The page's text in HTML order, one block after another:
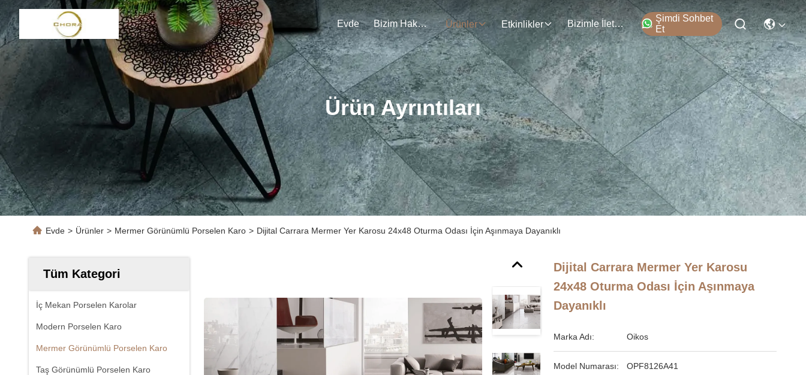
Evde Bizim Hakkımızda Ürünler Etkinlikler Bizimle İletişim
Şimdi Sohbet
Et
Ürün Ayrıntıları
Evde > Ürünler > Mermer Görünümlü Porselen Karo > Dijital Carrara Mermer Yer Karosu 24x48 Oturma Odası İçin Aşınmaya Dayanıklı
Tüm Kategori
İç Mekan Porselen Karolar
Modern Porselen Karo
Mermer Görünümlü Porselen Karo
Taş Görünümlü Porselen Karo
Dijital Carrara Mermer Yer Karosu
24x48 Oturma Odası İçin Aşınmaya
Dayanıklı
Marka Adı: Oikos
Model Numarası: OPF8126A41